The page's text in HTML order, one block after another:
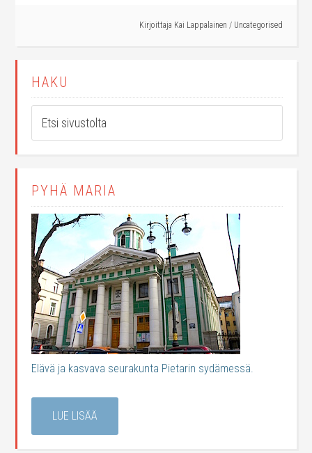
Kirjoittaja Kai Lappalainen / Uncategorised
HAKU
PYHÄ MARIA
Elävä ja kasvava seurakunta Pietarin sydämessä.
LUE LISÄÄ